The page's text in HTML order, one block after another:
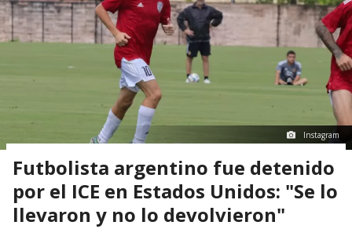
Instagram
Futbolista argentino fue detenido
por el ICE en Estados Unidos: "Se lo
llevaron y no lo devolvieron"